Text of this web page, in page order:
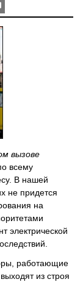
вызове
всему
В нашей
не придется
на
электрической
работающие
из строя